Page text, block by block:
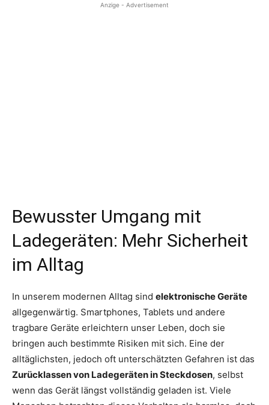
Anzige - Advertisement
Bewusster Umgang mit
Ladegeräten: Mehr Sicherheit
im Alltag
In unserem modernen Alltag sind elektronische Geräte
allgegenwärtig. Smartphones, Tablets und andere
tragbare Geräte erleichtern unser Leben, doch sie
bringen auch bestimmte Risiken mit sich. Eine der
alltäglichsten, jedoch oft unterschätzten Gefahren ist das
Zurücklassen von Ladegeräten in Steckdosen, selbst
wenn das Gerät längst vollständig geladen ist. Viele